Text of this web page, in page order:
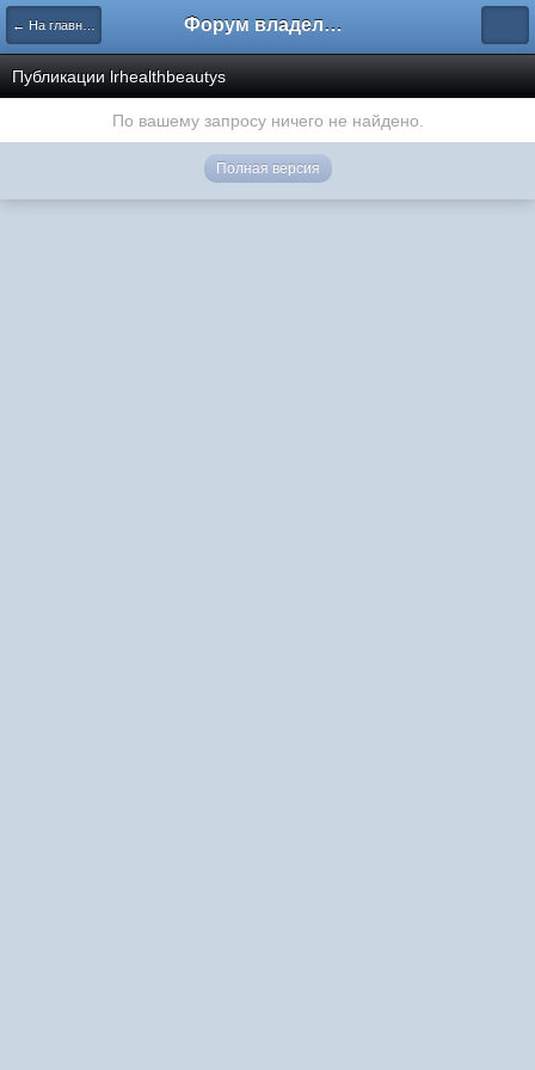
← На главную Форум владельцев интернет-магазинов
Публикации lrhealthbeautys
По вашему запросу ничего не найдено.
Полная версия